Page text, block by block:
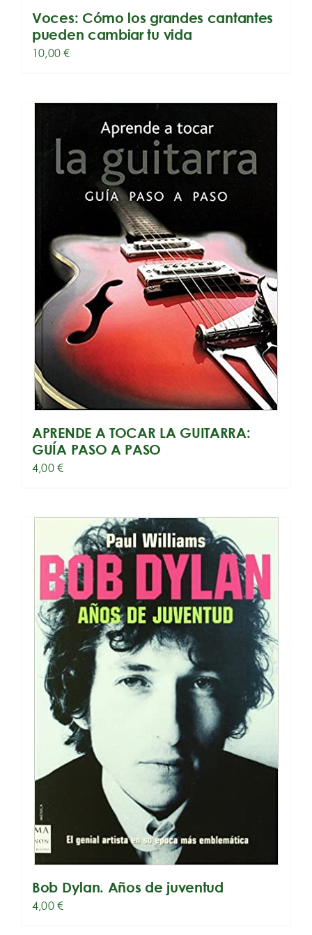
Voces: Cómo los grandes cantantes
pueden cambiar tu vida
10,00€
APRENDE A TOCAR LA GUITARRA:
GUÍA PASO A PASO
4,00€
Bob Dylan. Años de juventud
4,00€